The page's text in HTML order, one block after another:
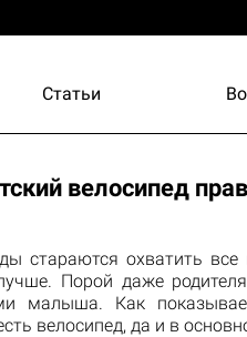
Статьи
велосипед
стараются охватить
Порой даже
малыша. Как
велосипед, да и в